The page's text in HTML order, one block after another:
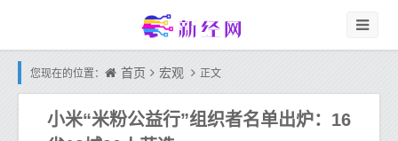
您现在的位置： 首页 宏观 正文
小米“米粉公益行”组织者名单出炉：16